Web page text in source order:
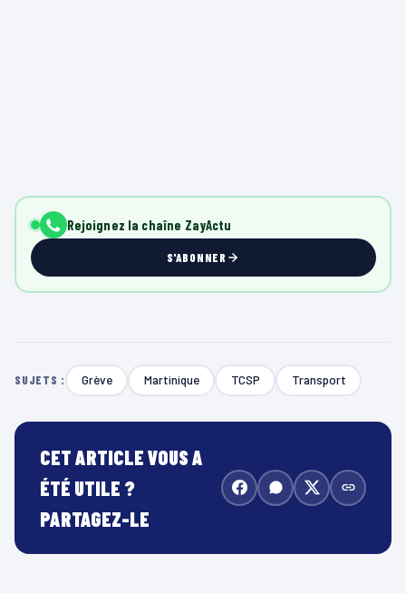
Rejoignez la chaîne ZayActu
S'ABONNER
SUJETS : Grève Martinique TCSP Transport
CET ARTICLE VOUS A
ÉTÉ UTILE ?
PARTAGEZ-LE